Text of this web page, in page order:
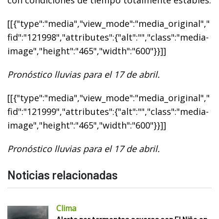
[[{"type":"media","view_mode":"media_original","
fid":"121998","attributes":{"alt":"","class":"media-
image","height":"465","width":"600"}}]]
Pronóstico lluvias para el 17 de abril.
[[{"type":"media","view_mode":"media_original","
fid":"121999","attributes":{"alt":"","class":"media-
image","height":"465","width":"600"}}]]
Pronóstico lluvias para el 17 de abril.
Noticias relacionadas
Clima